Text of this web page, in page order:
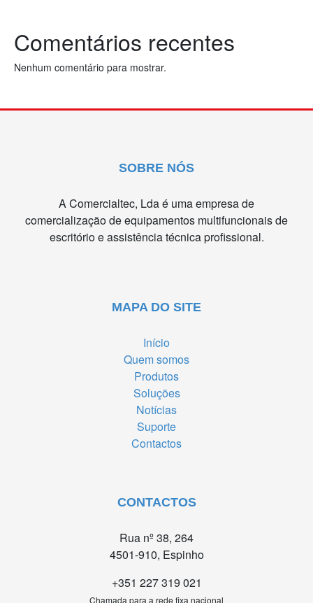
Comentários recentes
Nenhum comentário para mostrar.
SOBRE NÓS
A Comercialtec, Lda é uma empresa de
comercialização de equipamentos multifuncionais de
escritório e assistência técnica profissional.
MAPA DO SITE
Início
Quem somos
Produtos
Soluções
Notícias
Suporte
Contactos
CONTACTOS
Rua nº 38, 264
4501-910, Espinho
+351 227 319 021
Chamada para a rede fixa nacional